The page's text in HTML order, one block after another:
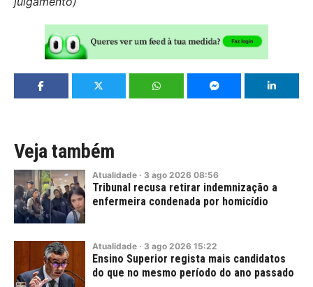
Veja também
Atualidade · 3 ago 2026 08:56
Tribunal recusa retirar indemnização a
enfermeira condenada por homicídio
Atualidade · 3 ago 2026 15:22
Ensino Superior regista mais candidatos
do que no mesmo período do ano passado